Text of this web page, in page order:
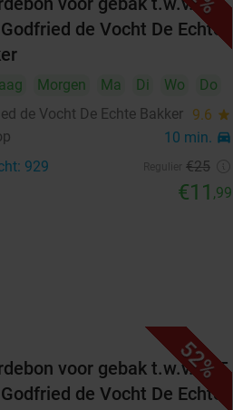
de Vocht De Echte
Morgen Ma Di Wo
Do
de Vocht De Echte Bakker 9.6 star
10 min. directions_car
929 €25
€11 ,99
52%
voor gebak t.w.v. €25
de Vocht De Echte